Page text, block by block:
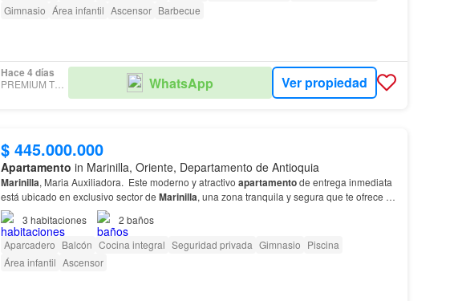
Gimnasio Área infantil Ascensor Barbecue
Hace 4 días
PREMIUM TERRA WhatsApp Ver propiedad
$ 445.000.000
Apartamento in Marinilla, Oriente, Departamento de Antioquia
Marinilla, Maria Auxiliadora. Este moderno y atractivo apartamentode entrega inmediata
está ubicado en exclusivo sector de Marinilla, una zona tranquila y segura que te ofrece lo
mejor…
3 habitaciones 2 baños
Aparcadero Balcón Cocina integral Seguridad privada Gimnasio Piscina
Área infantil Ascensor